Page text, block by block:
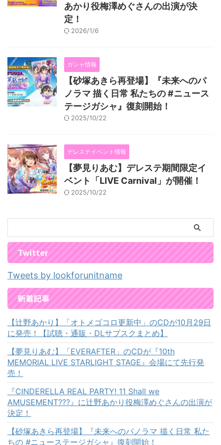
あかり役梅澤めぐさんの出演が決
定！
2026/1/6
ガシャ情報
【砂塚あきら再登場】『未来へのパ
ノラマ 描く日常 私たちの #ニュース
テージガシャ』復刻開始！
2025/10/22
デレステイベント情報
【夢見りあむ】デレステ期間限定イ
ベント「LIVE Carnival」が開催！
2025/10/22
Twitter
Tweets by lookforunitname
新着記事
【辻野あかり】「オトメゴコロ更新中」のCDが10月29日
に発売！【試聴・通販・DLサブスクまとめ】
【夢見りあむ】「EVERAFTER」のCDが『10th
MEMORIAL LIVE STARLIGHT STAGE』会場にて先行発
売！
『CINDERELLA REAL PARTY! 11 Shall we
AMUSEMENT???』に辻野あかり役梅澤めぐさんの出演が
決定！
【砂塚あきら再登場】『未来へのパノラマ 描く日常 私た
ちの #ニューステージガシャ』復刻開始！